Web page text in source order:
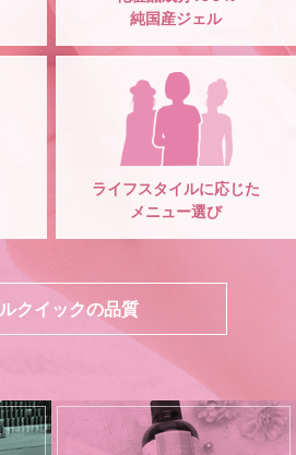
純国産ジェル
ライフスタイルに応じた
メニュー選び
クイックの品質